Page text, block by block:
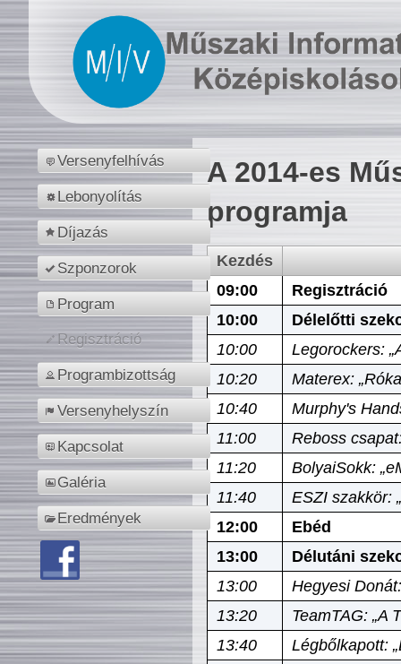
Versenyfelhívás
Lebonyolítás
Díjazás
Szponzorok
Program
Regisztráció
Programbizottság
Versenyhelyszín
Kapcsolat
Galéria
Eredmények
A 2014-es
programja
Kezdés
09:00
Regisztráció
10:00
Délelőtti
10:00
Legorockers:
10:20
Materex:
10:40
Murphy's
11:00
Reboss
11:20
BolyaiSokk:
11:40
ESZI szakkör:
12:00
Ebéd
13:00
Délutáni
13:00
Hegyesi
13:20
TeamTAG: „A
13:40
Légbőlkapott: